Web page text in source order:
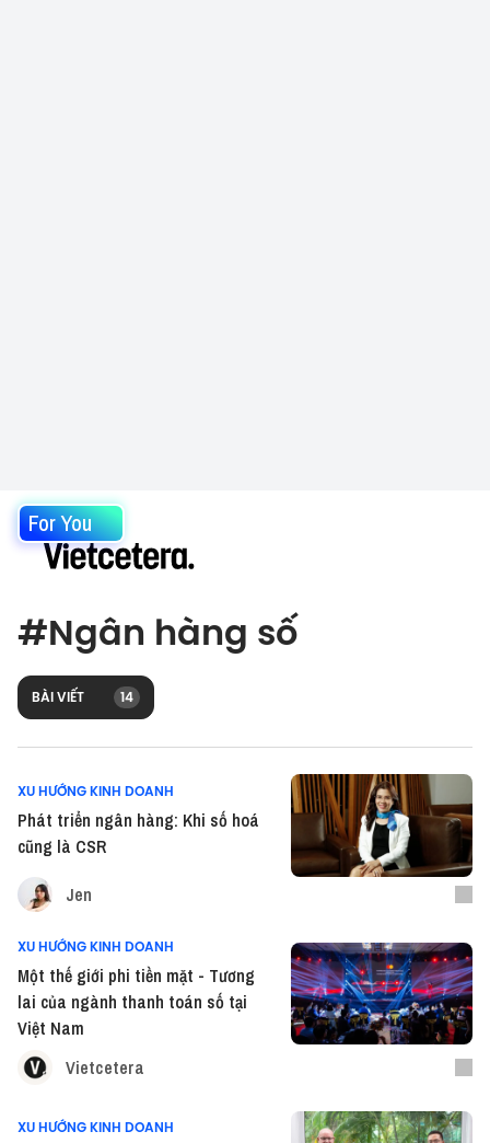
For You
#Ngân hàng số
BÀI VIẾT 14
XU HƯỚNG KINH DOANH
Phát triển ngân hàng: Khi số hoá
cũng là CSR
Jen
XU HƯỚNG KINH DOANH
Một thế giới phi tiền mặt - Tương
lai của ngành thanh toán số tại
Việt Nam
Vietcetera
XU HƯỚNG KINH DOANH